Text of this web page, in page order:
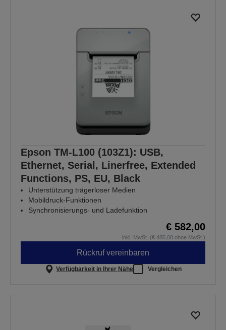
Epson TM-L100 (103Z1): USB,
Ethernet, Serial, Linerfree, Extended
Functions, PS, EU, Black
Unterstützung trägerloser Medien
Mobildruck-Funktionen
Synchronisierungs- und Ladefunktion
€ 582,00
inkl. MwSt. (€ 485,00 ohne MwSt.)
Rückruf vereinbaren
Verfügbarkeit in Ihrer Nähe Vergleichen